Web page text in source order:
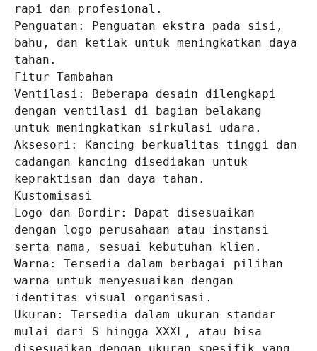
rapi dan profesional.
Penguatan: Penguatan ekstra pada sisi,
bahu, dan ketiak untuk meningkatkan daya
tahan.
Fitur Tambahan
Ventilasi: Beberapa desain dilengkapi
dengan ventilasi di bagian belakang
untuk meningkatkan sirkulasi udara.
Aksesori: Kancing berkualitas tinggi dan
cadangan kancing disediakan untuk
kepraktisan dan daya tahan.
Kustomisasi
Logo dan Bordir: Dapat disesuaikan
dengan logo perusahaan atau instansi
serta nama, sesuai kebutuhan klien.
Warna: Tersedia dalam berbagai pilihan
warna untuk menyesuaikan dengan
identitas visual organisasi.
Ukuran: Tersedia dalam ukuran standar
mulai dari S hingga XXXL, atau bisa